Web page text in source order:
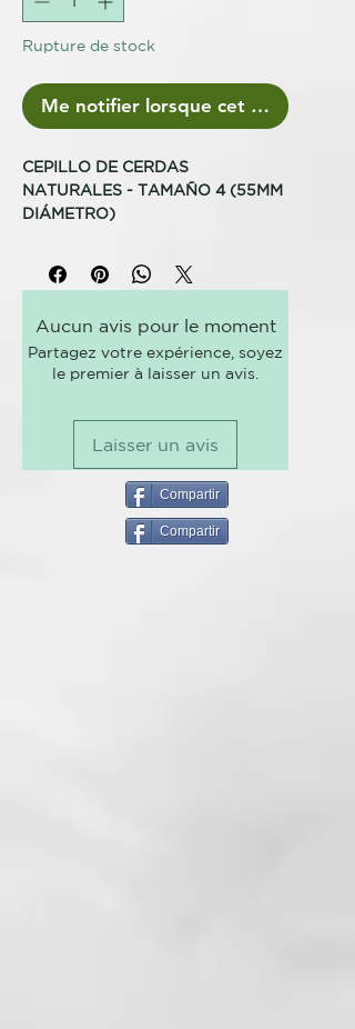
Rupture de stock
Me notifier lorsque cet article est
CEPILLO DE CERDAS
NATURALES - TAMAÑO 4 (55MM
DIÁMETRO)
extra largo
Mejor para... El barril maxi del
cepillo de tamaño 4, con un
diámetro de 55mm, es ideal para
crear mucho volumen en peinados
con melenas de medias a largas.
Gracias a sus cerdas naturales,
obtendrás un acabado más suave.
Para utilizar... Seca el cabello
Aucun avis pour le moment
Partagez votre expérience, soyez
le premier à laisser un avis.
Laisser un avis
Compartir
Compartir